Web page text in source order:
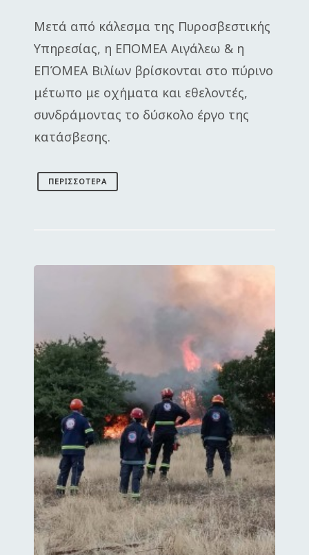
Μετά από κάλεσμα της Πυροσβεστικής
Υπηρεσίας, η ΕΠΟΜΕΑ Αιγάλεω & η
ΕΠΌΜΕΑ Βιλίων βρίσκονται στο πύρινο
μέτωπο με οχήματα και εθελοντές,
συνδράμοντας το δύσκολο έργο της
κατάσβεσης.
ΠΕΡΙΣΣΌΤΕΡΑ